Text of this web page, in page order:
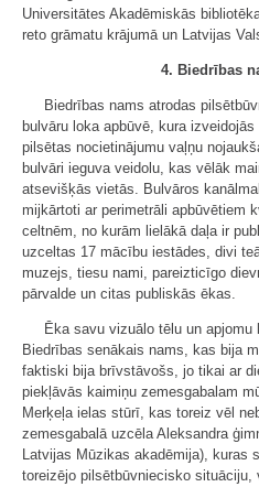
Universitātes Akadēmiskās
reto grāmatu krājumā un Latvijas
4. Biedrības
Biedrības nams atrodas
bulvāru loka apbūvē, kura
pilsētas nocietinājumu vaļņu
bulvāri ieguva veidolu, kas vēlāk
atsevišķās vietās. Bulvāros
mijkārtoti ar perimetrāli apbūvētiem
celtnēm, no kurām lielākā daļa ir
uzceltas 17 mācību iestādes, divi
muzejs, tiesu nami, pareizticīgo
pārvalde un citas publiskās ēkas.
Ēka savu vizuālo tēlu un
Biedrības senākais nams, kas bija
faktiski bija brīvstāvošs, jo tikai ar
piekļāvās kaimiņu zemesgabalam
Merķeļa ielas stūrī, kas toreiz vēl
zemesgabalā uzcēla Aleksandra
Latvijas Mūzikas akadēmija), kuras
toreizējo pilsētbūvniecisko situāciju,